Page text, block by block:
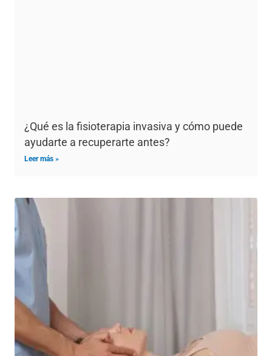
¿Qué es la fisioterapia invasiva y cómo puede
ayudarte a recuperarte antes?
Leer más »